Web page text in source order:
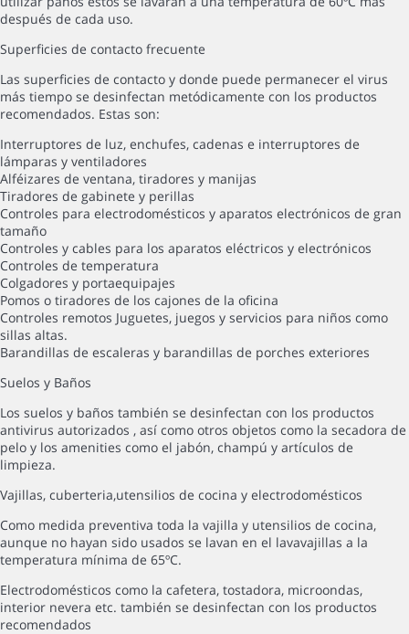
después de cada uso.
Superficies de contacto frecuente
Las superficies de contacto y donde puede permanecer el virus
más tiempo se desinfectan metódicamente con los productos
recomendados. Estas son:
Interruptores de luz, enchufes, cadenas e interruptores de
lámparas y ventiladores
Alféizares de ventana, tiradores y manijas
Tiradores de gabinete y perillas
Controles para electrodomésticos y aparatos electrónicos de gran
tamaño
Controles y cables para los aparatos eléctricos y electrónicos
Controles de temperatura
Colgadores y portaequipajes
Pomos o tiradores de los cajones de la oficina
Controles remotos Juguetes, juegos y servicios para niños como
sillas altas.
Barandillas de escaleras y barandillas de porches exteriores
Suelos y Baños
Los suelos y baños también se desinfectan con los productos
antivirus autorizados , así como otros objetos como la secadora de
pelo y los amenities como el jabón, champú y artículos de
limpieza.
Vajillas, cuberteria,utensilios de cocina y electrodomésticos
Como medida preventiva toda la vajilla y utensilios de cocina,
aunque no hayan sido usados se lavan en el lavavajillas a la
temperatura mínima de 65ºC.
Electrodomésticos como la cafetera, tostadora, microondas,
interior nevera etc. también se desinfectan con los productos
recomendados